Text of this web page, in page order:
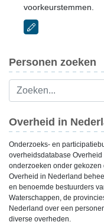
voorkeurstemmen.
Personen zoeken
Overheid in
Onderzoeks- en
overheidsdatabase
onderzoeken onder
Overheid in Nederland
en benoemde bestuurders
Waterschappen, de
Nederland over een
diverse overheden.